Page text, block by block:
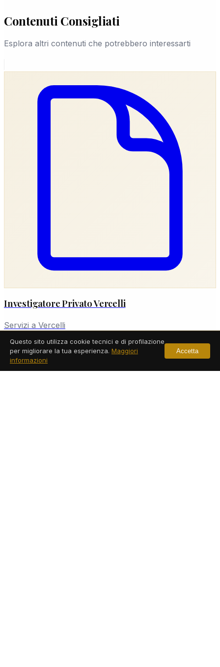
Contenuti Consigliati
Esplora altri contenuti che potrebbero interessarti
Investigatore Privato Vercelli
Servizi a Vercelli
Leggi di più
Questo sito utilizza cookie tecnici e di profilazione
per migliorare la tua esperienza. Maggiori
informazioni
Accetta